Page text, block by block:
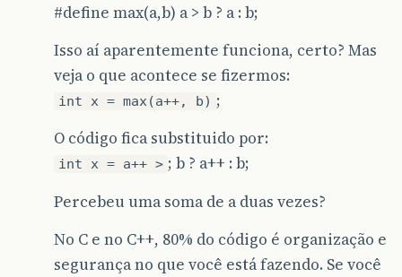
#define max(a,b) a > b ? a : b;
Isso aí aparentemente funciona, certo? Mas
veja o que acontece se fizermos:
int x = max(a++, b) ;
O código fica substituido por:
int x = a++ > ; b ? a++ : b;
Percebeu uma soma de a duas vezes?
No C e no C++, 80% do código é organização e
segurança no que você está fazendo. Se você